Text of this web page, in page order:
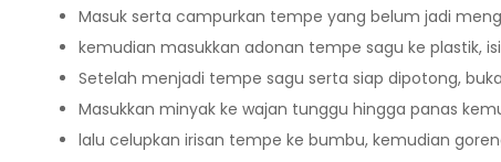
Masuk serta campurkan tempe yang belum jadi
kemudian masukkan adonan tempe sagu ke plastik,
Setelah menjadi tempe sagu serta siap dipotong,
Masukkan minyak ke wajan tunggu hingga panas
lalu celupkan irisan tempe ke bumbu, kemudian